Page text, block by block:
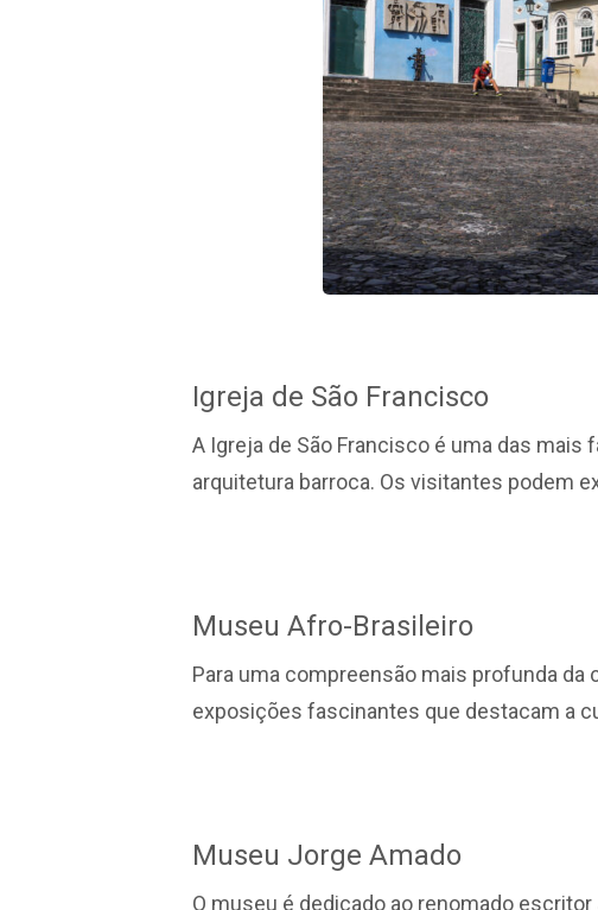
Igreja de São Francisco
A Igreja de São Francisco é uma das
arquitetura barroca. Os visitantes podem
Museu Afro-Brasileiro
Para uma compreensão mais profunda
exposições fascinantes que destacam a
Museu Jorge Amado
O museu é dedicado ao renomado